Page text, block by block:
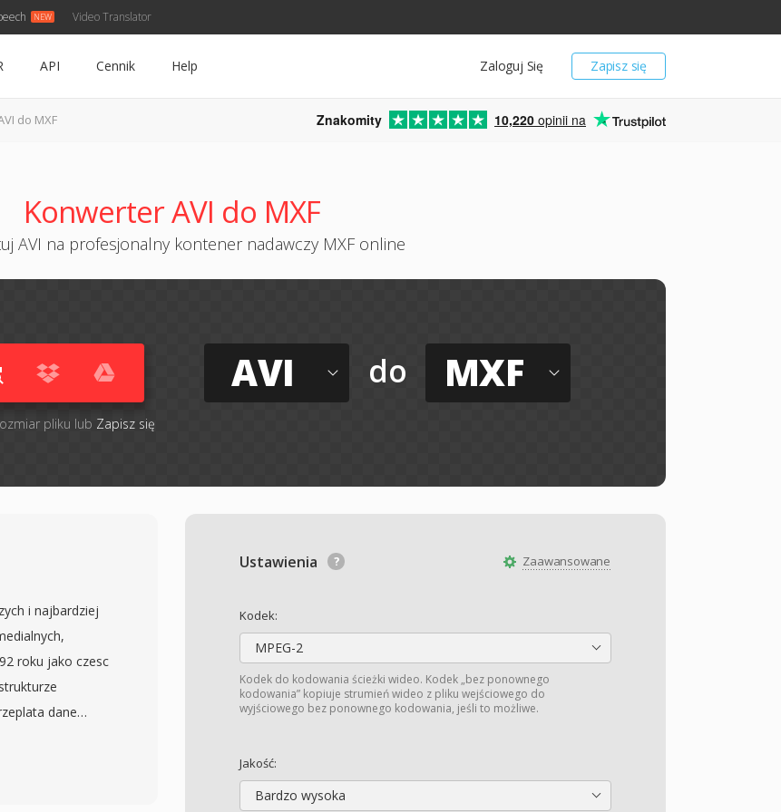
Video Translator
Zapisz się
Zaloguj Się
API Cennik Help
do MXF Znakomity 10,220 opinii na
Konwerter AVI do MXF
AVI na profesjonalny kontener nadawczy MXF online
pliku lub Zapisz się
AVI do MXF
Zaawansowane
Ustawienia
Kodek:
MPEG-2
Kodek do kodowania ścieżki wideo. Kodek „bez ponownego
kodowania” kopiuje strumień wideo z pliku wejściowego do
wyjściowego bez ponownego kodowania, jeśli to możliwe.
Jakość:
Bardzo wysoka
i najbardziej
roku jako czesc
dane